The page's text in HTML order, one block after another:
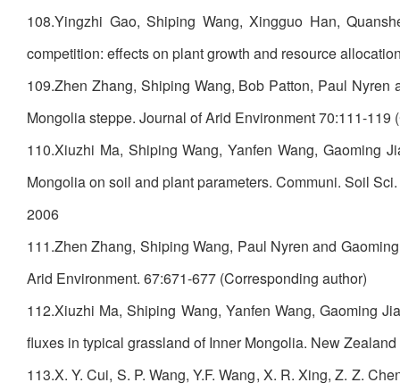
108.Yingzhi Gao, Shiping Wang, Xingguo Han,
competition: effects on plant growth and resource
109.Zhen Zhang, Shiping Wang, Bob Patton, Paul
Mongolia steppe. Journal of Arid Environment 70:111-119
110.Xiuzhi Ma, Shiping Wang, Yanfen Wang, Gaoming
Mongolia on soil and plant parameters. Communi. Soil
2006
111.Zhen Zhang, Shiping Wang, Paul Nyren and
Arid Environment. 67:671-677 (Corresponding author)
112.Xiuzhi Ma, Shiping Wang, Yanfen Wang, Gaoming
fluxes in typical grassland of Inner Mongolia. New
113.X. Y. Cui, S. P. Wang, Y.F. Wang, X. R. Xing, Z. Z.